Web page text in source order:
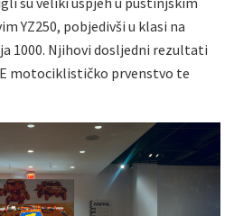
YZ250, pobjedivši u klasi na
1000. Njihovi dosljedni rezultati
motociklističko prvenstvo te